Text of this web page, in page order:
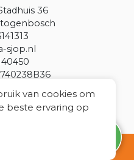
van cookies om
beste ervaring op
36
sjop.nl
Tata Sjop